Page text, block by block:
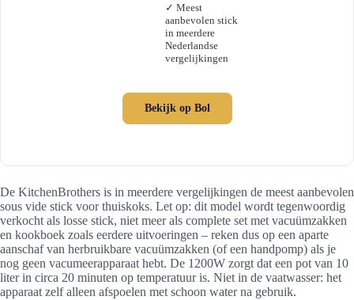
✓ Meest
aanbevolen stick
in meerdere
Nederlandse
vergelijkingen
Bekijk op Bol
De KitchenBrothers is in meerdere vergelijkingen de meest aanbevolen
sous vide stick voor thuiskoks. Let op: dit model wordt tegenwoordig
verkocht als losse stick, niet meer als complete set met vacuümzakken
en kookboek zoals eerdere uitvoeringen – reken dus op een aparte
aanschaf van herbruikbare vacuümzakken (of een handpomp) als je
nog geen vacumeerapparaat hebt. De 1200W zorgt dat een pot van 10
liter in circa 20 minuten op temperatuur is. Niet in de vaatwasser: het
apparaat zelf alleen afspoelen met schoon water na gebruik.